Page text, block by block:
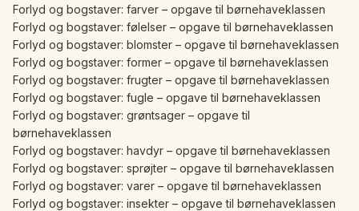
Forlyd og bogstaver: farver – opgave til børnehaveklassen
Forlyd og bogstaver: følelser – opgave til børnehaveklassen
Forlyd og bogstaver: blomster – opgave til børnehaveklassen
Forlyd og bogstaver: former – opgave til børnehaveklassen
Forlyd og bogstaver: frugter – opgave til børnehaveklassen
Forlyd og bogstaver: fugle – opgave til børnehaveklassen
Forlyd og bogstaver: grøntsager – opgave til
børnehaveklassen
Forlyd og bogstaver: havdyr – opgave til børnehaveklassen
Forlyd og bogstaver: sprøjter – opgave til børnehaveklassen
Forlyd og bogstaver: varer – opgave til børnehaveklassen
Forlyd og bogstaver: insekter – opgave til børnehaveklassen